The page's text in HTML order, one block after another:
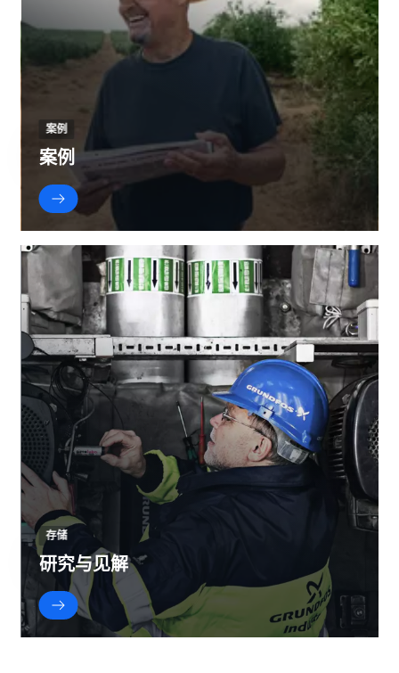
案例
案例
存储
研究与见解